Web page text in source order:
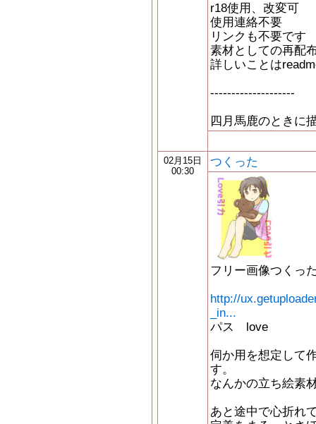
r18使用、改変可
使用連絡不要
リンクも不要です
素材としての再配
詳しいことは
--------------------
四月馬鹿のときに
02月15日
00:30
つくった
フリー画像つくっ
http://
_in...
パス love
伺か用を想定して
す。
なんかの立ち絵素
あと途中で心折れ